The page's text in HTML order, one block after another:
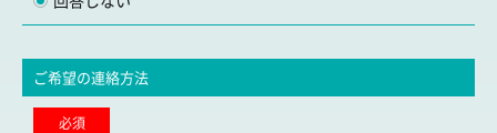
ご希望の連絡方法
必須